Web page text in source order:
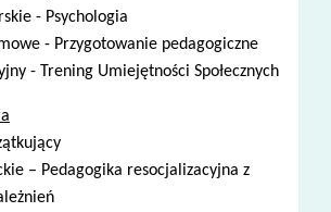
- Psychologia
- Przygotowanie pedagogiczne
- Trening Umiejętności Społecznych
– Pedagogika resocjalizacyjna z